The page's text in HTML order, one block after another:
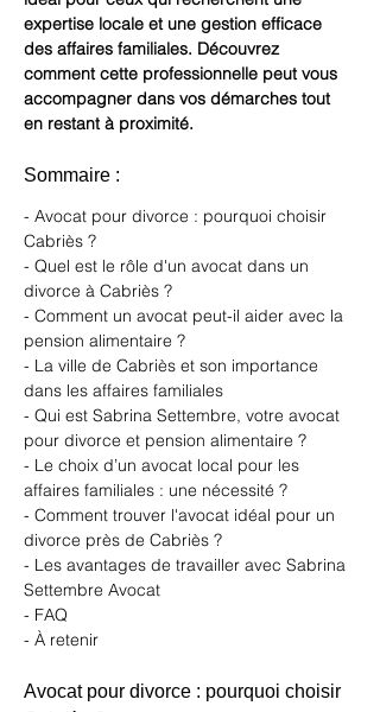
expertise locale et une gestion efficace
des affaires familiales. Découvrez
comment cette professionnelle peut vous
accompagner dans vos démarches tout
en restant à proximité.
Sommaire :
- Avocat pour divorce : pourquoi choisir
Cabriès ?
- Quel est le rôle d'un avocat dans un
divorce à Cabriès ?
- Comment un avocat peut-il aider avec la
pension alimentaire ?
- La ville de Cabriès et son importance
dans les affaires familiales
- Qui est Sabrina Settembre, votre avocat
pour divorce et pension alimentaire ?
- Le choix d’un avocat local pour les
affaires familiales : une nécessité ?
- Comment trouver l'avocat idéal pour un
divorce près de Cabriès ?
- Les avantages de travailler avec Sabrina
Settembre Avocat
- FAQ
- À retenir
Avocat pour divorce : pourquoi choisir